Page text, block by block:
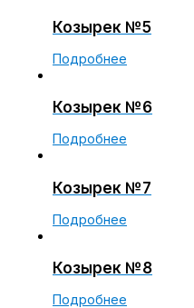
Козырек №5
Подробнее
Козырек №6
Подробнее
Козырек №7
Подробнее
Козырек №8
Подробнее